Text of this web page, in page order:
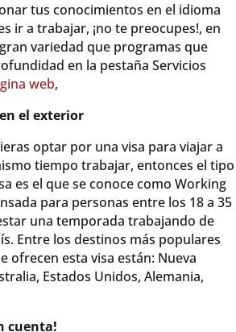
tus conocimientos en el idioma
ir a trabajar, ¡no te preocupes!, en
variedad que programas que
en la pestaña Servicios
web,
el exterior
optar por una visa para viajar a
tiempo trabajar, entonces el tipo
es el que se conoce como Working
para personas entre los 18 a 35
una temporada trabajando de
Entre los destinos más populares
ofrecen esta visa están: Nueva
Estados Unidos, Alemania,
cuenta!